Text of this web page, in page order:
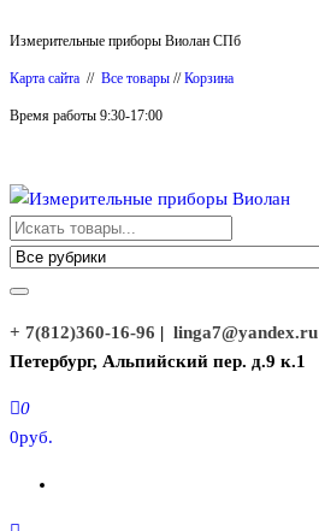
к
содержимому
Измерительные приборы Виолан СПб
Карта сайта // Все товары //Корзина
Время работы 9:30-17:00
Измерительные приборы Виолан
+ 7(812)360-16-96 | linga7@yandex.ru
Петербург, Альпийский пер. д.9 к.1
0
0руб.